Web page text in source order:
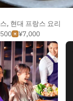
, 현대 프랑스 요리
¥7,000